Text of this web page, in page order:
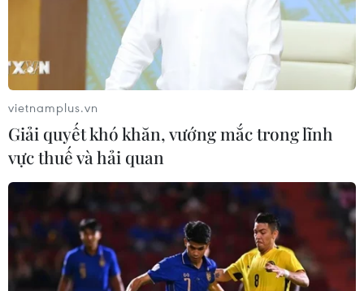
vietnamplus.vn
Giải quyết khó khăn, vướng mắc trong lĩnh
vực thuế và hải quan